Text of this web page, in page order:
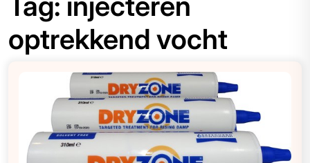
optrekkend vocht